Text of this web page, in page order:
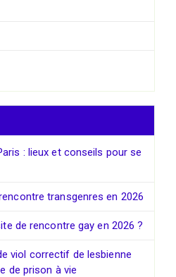
: lieux et conseils pour se
transgenres en 2026
de rencontre gay en 2026 ?
viol correctif de lesbienne
de prison à vie